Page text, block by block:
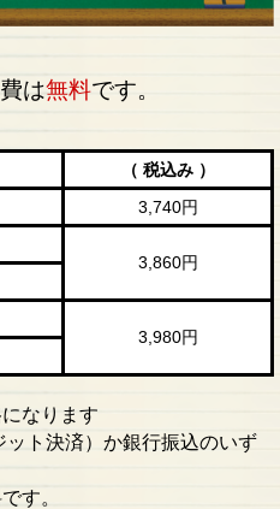
は無料です。
（ 税込み ）
3,740円
3,860円
3,980円
なります
ト決済）か銀行振込のいず
す。